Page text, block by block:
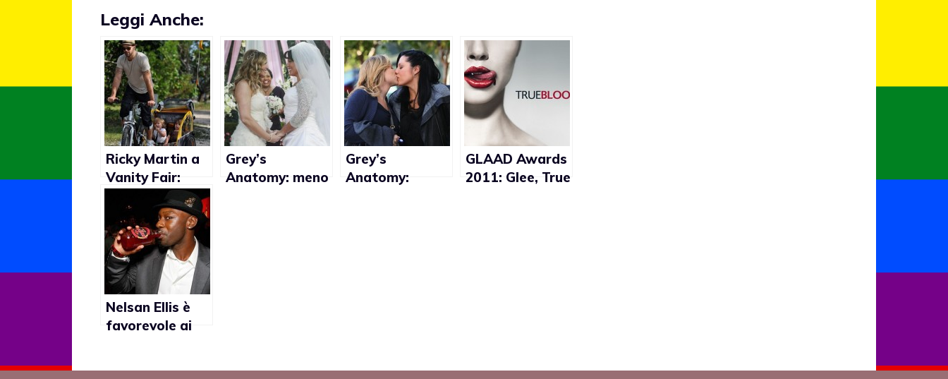
Leggi Anche:
Ricky Martin a
Vanity Fair:
“Quando hai
figli, ogni
decisione è per
il loro
benessere”
Grey’s
Anatomy: meno
Grey’s
Anatomy:
GLAAD Awards
2011: Glee, True
Nelsan Ellis è
favorevole ai